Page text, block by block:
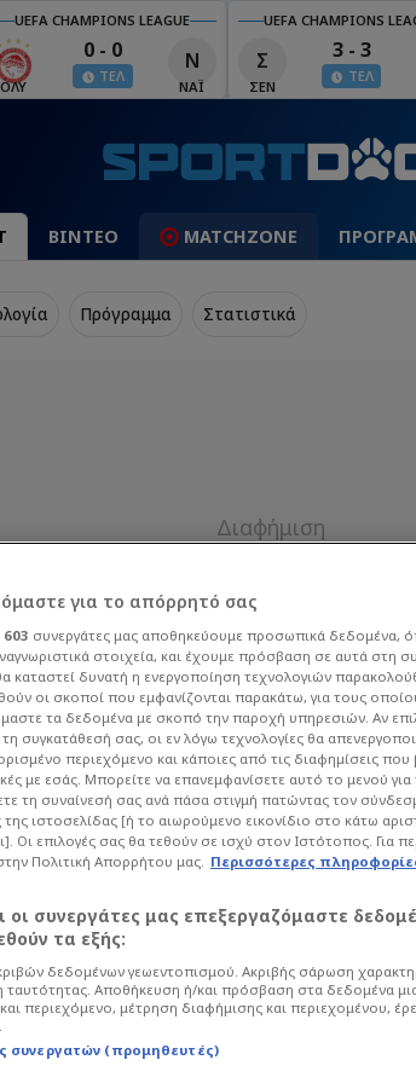
UEFA CHAMPIONS LEAGUE
ΟΛΥ
0 - 0
ΤΕΛ
Ν
ΝΑΪ
UEFA CHAMPIONS
Σ
ΣΕΝ
3 - 3
ΤΕΛ
ΒΙΝΤΕΟ MATCHZONE
Πρόγραμμα Στατιστικά
Μπάσκετ Basket League
Τολιόπουλου
για το απόρρητό σας
603 συνεργάτες μας αποθηκεύουμε προσωπικά δεδομένα,
στοιχεία, και έχουμε πρόσβαση σε αυτά στη
καταστεί δυνατή η ενεργοποίηση τεχνολογιών
οι σκοποί που εμφανίζονται παρακάτω, για τους
τα δεδομένα με σκοπό την παροχή υπηρεσιών. Αν
συγκατάθεσή σας, οι εν λόγω τεχνολογίες θα
περιεχόμενο και κάποιες από τις διαφημίσεις που
με εσάς. Μπορείτε να επανεμφανίσετε αυτό το μενού για
τη συναίνεσή σας ανά πάσα στιγμή πατώντας τον
ιστοσελίδας [ή το αιωρούμενο εικονίδιο στο κάτω
Οι επιλογές σας θα τεθούν σε ισχύ στον Ιστότοπος. Για
Πολιτική Απορρήτου μας. Περισσότερες
οι συνεργάτες μας επεξεργαζόμαστε
τα εξής:
δεδομένων γεωεντοπισμού. Ακριβής σάρωση
ταυτότητας. Αποθήκευση ή/και πρόσβαση στα δεδομένα
περιεχόμενο, μέτρηση διαφήμισης και περιεχομένου,
συνεργατών (προμηθευτές)